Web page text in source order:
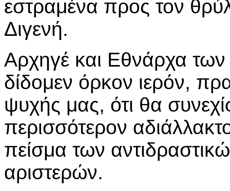
εστραμένα προς τον
Διγενή.
Αρχηγέ και Εθνάρχα
δίδομεν όρκον ιερόν,
ψυχής μας, ότι θα
περισσότερον
πείσμα των
αριστερών.